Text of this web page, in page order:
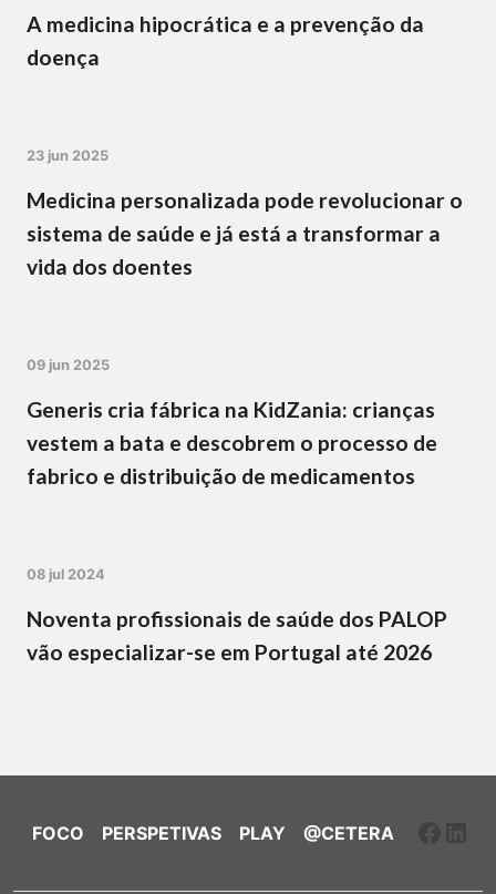
A medicina hipocrática e a prevenção da
doença
23 jun 2025
Medicina personalizada pode revolucionar o
sistema de saúde e já está a transformar a
vida dos doentes
09 jun 2025
Generis cria fábrica na KidZania: crianças
vestem a bata e descobrem o processo de
fabrico e distribuição de medicamentos
08 jul 2024
Noventa profissionais de saúde dos PALOP
vão especializar-se em Portugal até 2026
FOCO PERSPETIVAS PLAY @CETERA